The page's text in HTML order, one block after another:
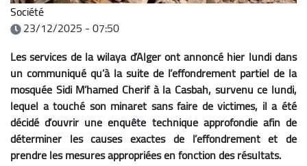
Société
23/12/2025 - 07:50
Les services de la wilaya d’Alger ont annoncé hier lundi dans
un communiqué qu’à la suite de l’effondrement partiel de la
mosquée Sidi M’hamed Cherif à la Casbah, survenu ce lundi,
lequel a touché son minaret sans faire de victimes, il a été
décidé d’ouvrir une enquête technique approfondie afin de
déterminer les causes exactes de l’effondrement et de
prendre les mesures appropriées en fonction des résultats.